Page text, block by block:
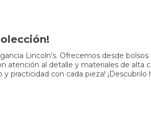
Lincoln's. Ofrecemos desde
al detalle y materiales de alta
practicidad con cada pieza! ¡Descubrilo